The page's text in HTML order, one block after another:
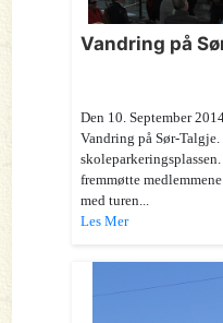
Vandring på
Den 10. September
Vandring på Sør-
fremmøtte
med turen...
Les Mer